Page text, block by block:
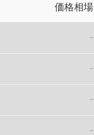
価格相場
-
-
-
-